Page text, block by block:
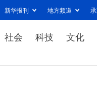
新华报刊 地方频道
社会 科技 文化